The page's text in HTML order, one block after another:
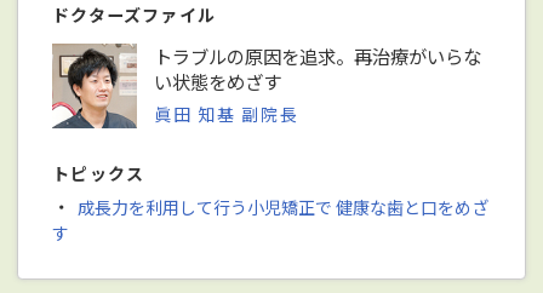
ドクターズファイル
トラブルの原因を追求。再治療がいらな
い状態をめざす
眞田 知基 副院長
トピックス
・ 成長力を利用して行う小児矯正で 健康な歯と口をめざ
す